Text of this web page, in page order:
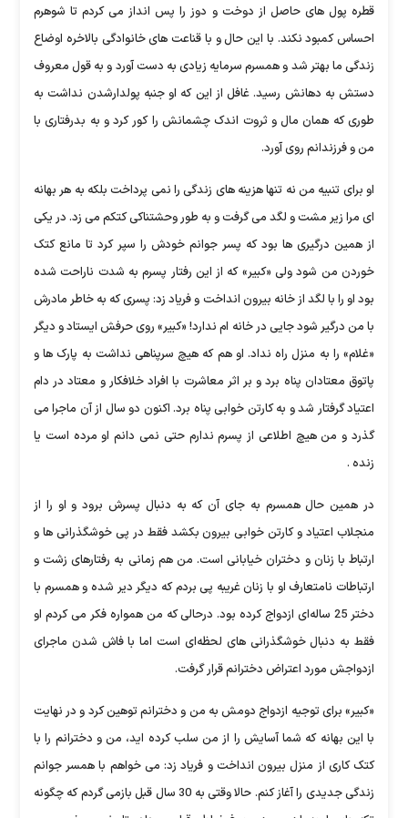
قطره پول های حاصل از دوخت و دوز را پس انداز می کردم تا شوهرم
احساس کمبود نکند. با این حال و با قناعت های خانوادگی بالاخره اوضاع
زندگی ما بهتر شد و همسرم سرمایه زیادی به دست آورد و به قول معروف
دستش به دهانش رسید. غافل از این که او جنبه پولدارشدن نداشت به
طوری که همان مال و ثروت اندک چشمانش را کور کرد و به بدرفتاری با
من و فرزندانم روی آورد.
او برای تنبیه من نه تنها هزینه های زندگی را نمی پرداخت بلکه به هر بهانه
ای مرا زیر مشت و لگد می گرفت و به طور وحشتناکی کتکم می زد. در یکی
از همین درگیری ها بود که پسر جوانم خودش را سپر کرد تا مانع کتک
خوردن من شود ولی «کبیر» که از این رفتار پسرم به شدت ناراحت شده
بود او را با لگد از خانه بیرون انداخت و فریاد زد: پسری که به خاطر مادرش
با من درگیر شود جایی در خانه ام ندارد! «کبیر» روی حرفش ایستاد و دیگر
«غلام» را به منزل راه نداد. او هم که هیچ سرپناهی نداشت به پارک ها و
پاتوق معتادان پناه برد و بر اثر معاشرت با افراد خلافکار و معتاد در دام
اعتیاد گرفتار شد و به کارتن خوابی پناه برد. اکنون دو سال از آن ماجرا می
گذرد و من هیچ اطلاعی از پسرم ندارم حتی نمی دانم او مرده است یا
زنده .
در همین حال همسرم به جای آن که به دنبال پسرش برود و او را از
منجلاب اعتیاد و کارتن خوابی بیرون بکشد فقط در پی خوشگذرانی ها و
ارتباط با زنان و دختران خیابانی است. من هم زمانی به رفتارهای زشت و
ارتباطات نامتعارف او با زنان غریبه پی بردم که دیگر دیر شده و همسرم با
دختر 25 ساله‌ای ازدواج کرده بود. درحالی که من همواره فکر می کردم او
فقط به دنبال خوشگذرانی های لحظه‌ای است اما با فاش شدن ماجرای
ازدواجش مورد اعتراض دخترانم قرار گرفت.
«کبیر» برای توجیه ازدواج دومش به من و دخترانم توهین کرد و در نهایت
با این بهانه که شما آسایش را از من سلب کرده اید، من و دخترانم را با
کتک کاری از منزل بیرون انداخت و فریاد زد: می خواهم با همسر جوانم
زندگی جدیدی را آغاز کنم. حالا وقتی به 30 سال قبل بازمی گردم که چگونه